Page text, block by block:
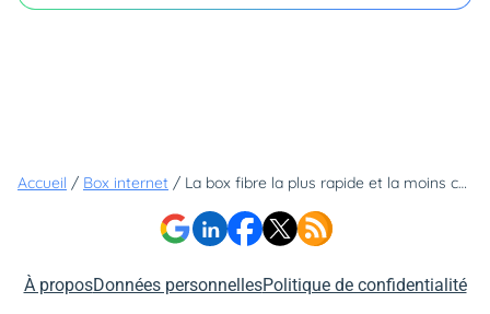
Accueil / Box internet / La box fibre la plus rapide et la moins chère n'est pas celle que vous imaginez
À proposDonnées personnellesPolitique de confidentialité